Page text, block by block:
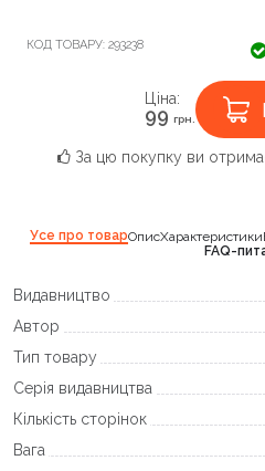
КОД ТОВАРУ: 293238
Ціна:
99 грн.
За цю покупку ви
Усе про товарОписХарактеристики
FAQ-
Видавництво
Автор
Тип товару
Серія видавництва
Кількість сторінок
Вага